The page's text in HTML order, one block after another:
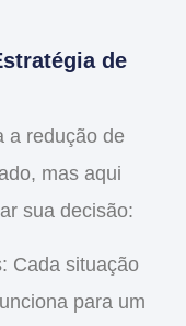
de
a redução de
mas aqui
sua decisão:
: Cada situação
para um